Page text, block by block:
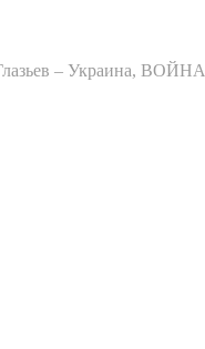
– Украина, ВОЙНА